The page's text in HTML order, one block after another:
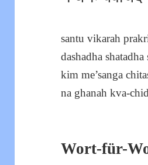
santu vikarah
dashadha
kim me’sanga
na ghanah kva-
Wort-für-